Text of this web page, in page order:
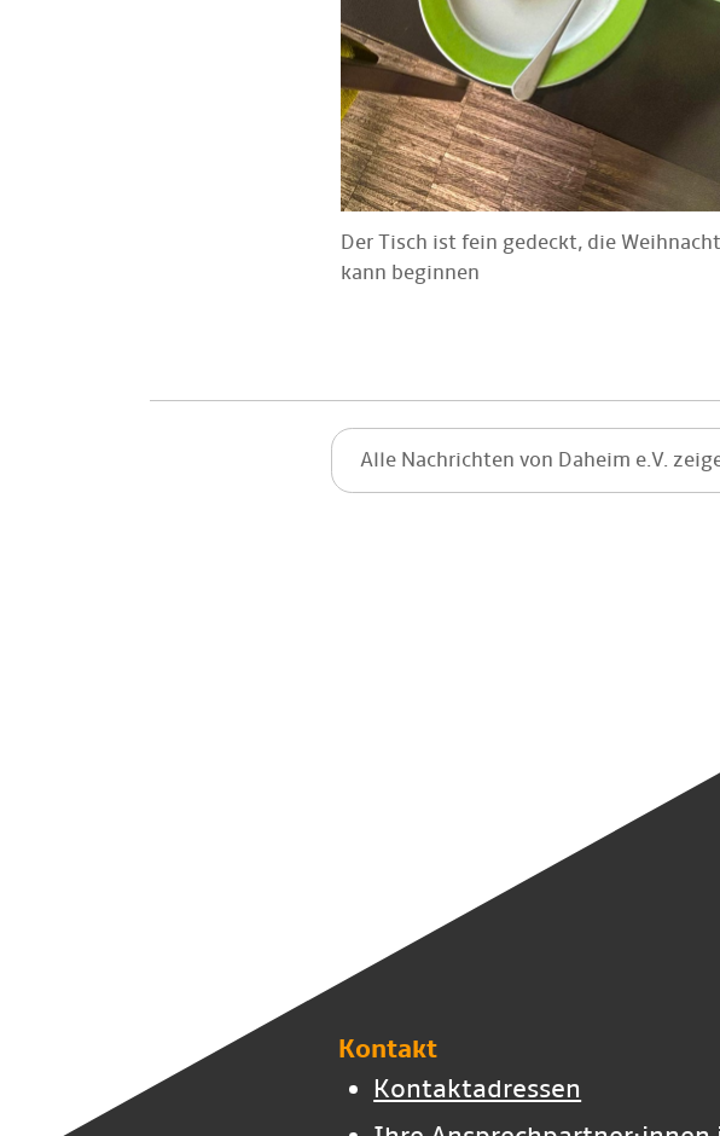
Der Tisch ist fein gedeckt, die
kann beginnen
Alle Nachrichten von Daheim e.V.
Kontakt
Kontaktadressen